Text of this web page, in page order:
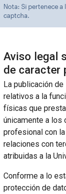
Nota: Si pertenece a
captcha.
Aviso legal
de caracter
La publicación
relativos a la
físicas que
únicamente a los
profesional con
relaciones con
atribuidas a la
Conforme a lo
protección de